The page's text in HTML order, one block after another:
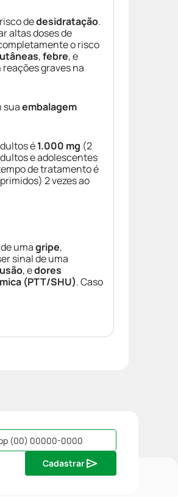
dedesidratação.
altas doses de
o risco
,febre, e
graves na
suaembalagem
é1.000 mg (2
e adolescentes
de tratamento é
2 vezes ao
umagripe,
sinal de uma
, edores
(PTT/SHU). Caso
Cadastrar